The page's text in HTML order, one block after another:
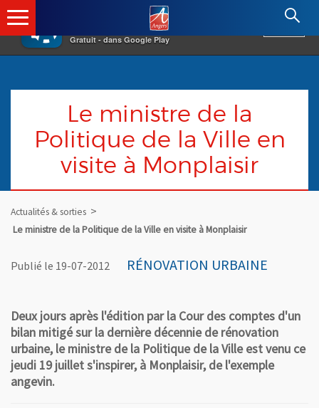
×
Gratuit - dans Google Play
Angers.fr : Retour à l'accueil
Le ministre de la
Politique de la Ville en
visite à Monplaisir
Actualités & sorties
Le ministre de la Politique de la Ville en visite à Monplaisir
Publié le 19-07-2012 RÉNOVATION URBAINE
Deux jours après l'édition par la Cour des comptes d'un
bilan mitigé sur la dernière décennie de rénovation
urbaine, le ministre de la Politique de la Ville est venu ce
jeudi 19 juillet s'inspirer, à Monplaisir, de l'exemple
angevin.